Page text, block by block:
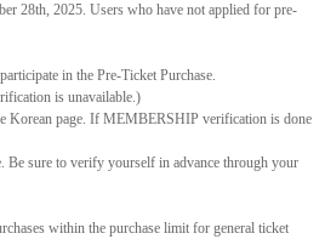
28th, 2025. Users who have not applied for pre-
in the Pre-Ticket Purchase.
is unavailable.)
Korean page. If MEMBERSHIP verification is done
sure to verify yourself in advance through your
within the purchase limit for general ticket